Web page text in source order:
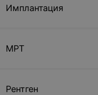
Имплантация
МРТ
Рентген